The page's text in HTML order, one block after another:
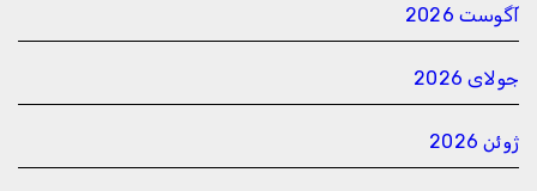
آگوست 2026
جولای 2026
ژوئن 2026